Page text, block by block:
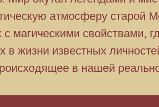
атмосферу старой
магическими свойствами,
в жизни известных
в нашей